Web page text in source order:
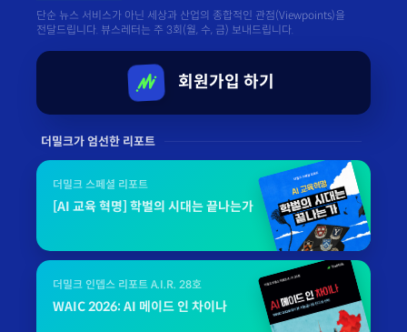
단순 뉴스 서비스가 아닌 세상과 산업의 종합적인 관점(Viewpoints)을
전달드립니다. 뷰스레터는 주 3회(월, 수, 금) 보내드립니다.
회원가입 하기
더밀크가 엄선한 리포트
더밀크 스페셜 리포트
[AI 교육 혁명] 학벌의 시대는 끝나는가
더밀크 인뎁스 리포트 A.I.R. 28호
WAIC 2026: AI 메이드 인 차이나